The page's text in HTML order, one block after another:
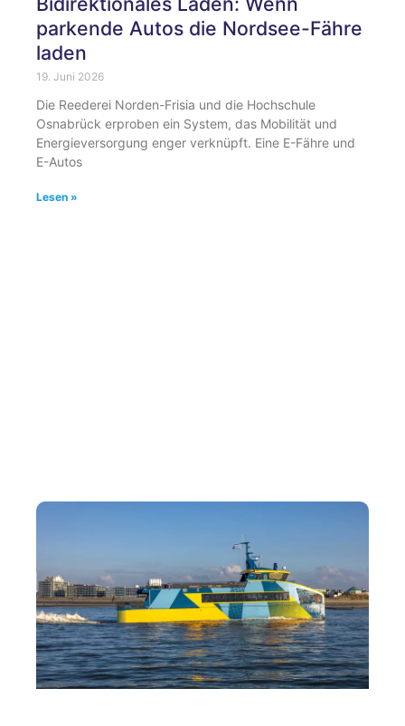
parkende Autos die Nordsee-Fähre
laden
19. Juni 2026
Die Reederei Norden-Frisia und die Hochschule
Osnabrück erproben ein System, das Mobilität und
Energieversorgung enger verknüpft. Eine E-Fähre und
E-Autos
Lesen »